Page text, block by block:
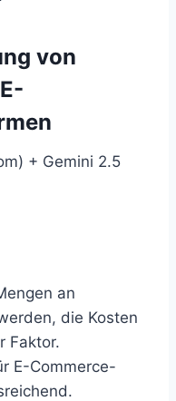
von
+ Gemini 2.5
an
die Kosten
Faktor.
E-Commerce-